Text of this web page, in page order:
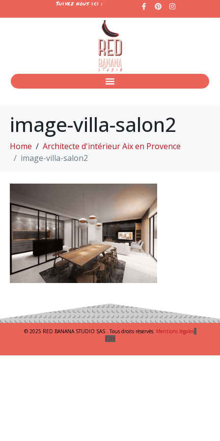
Suivez nous ici :
image-villa-salon2
Home
Architecte d'intérieur Aix en Provence
image-villa-salon2
© 2025 RED BANANA STUDIO SAS . Tous droits réservés. Mentions légales–
CGV